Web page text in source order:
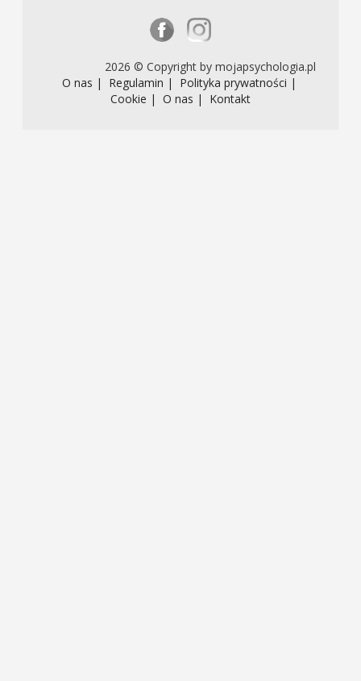
2026 © Copyright by mojapsychologia.pl
O nas |
Regulamin |
Polityka prywatności |
Cookie | O nas | Kontakt